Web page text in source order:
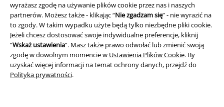
wyrażasz zgodę na używanie plików cookie przez nas i naszych
partnerów. Możesz także - klikając “Nie zgadzam się” - nie wyrazić na
to zgody. W takim wypadku użyte będą tylko niezbędne pliki cookie.
Jeżeli chcesz dostosować swoje indywidualne preferencje, kliknij
“Wskaż ustawienia”. Masz także prawo odwołać lub zmienić swoją
zgodę w dowolnym momencie w Ustawienia Plików Cookie. By
uzyskać więcej informacji na temat ochrony danych, przejdź do
Polityka prywatności.
Informacje dotyczące dostępności
Ustawienia Plików Cookie
Skorzystaj z prawa do odstąpienia od umowy